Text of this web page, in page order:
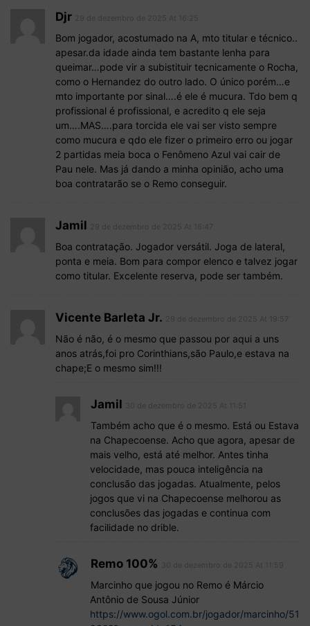
Djr
Bom jogador, acostumado na A, mto titular e técnico..
apesar.da idade ainda tem bastante lenha para
queimar…pode vir a subistituir tecnicamente o Rocha,
como o Hernandez do outro lado. O único porém…e
mto importante por sinal….é ele é mucura. Tdo bem q
profissional é profissional, e acredito q ele seja
um….MAS….para torcida ele vai ser visto sempre
como mucura e qdo ele fizer o primeiro erro ou jogar
2 partidas meia boca o Fenômeno Azul vai cair de
Pau nele. Mas já dando a minha opinião, acho uma
boa contratarão se o Remo conseguir.
Jamil
Boa contratação. Jogador versátil. Joga de lateral,
ponta e meia. Bom para compor elenco e talvez jogar
como titular. Excelente reserva, pode ser também.
Vicente Barleta Jr.
Não é não, é o mesmo que passou por aqui a uns
anos atrás,foi pro Corinthians,são Paulo,e estava na
chape;E o mesmo sim!!!
Jamil
Também acho que é o mesmo. Está ou Estava
na Chapecoense. Acho que agora, apesar de
mais velho, está até melhor. Antes tinha
velocidade, mas pouca inteligência na
conclusão das jogadas. Atualmente, pelos
jogos que vi na Chapecoense melhorou as
conclusões das jogadas e continua com
facilidade no drible.
Remo 100%
Marcinho que jogou no Remo é Márcio
Antônio de Sousa Júnior
https://www.ogol.com.br/jogador/marcinho/51